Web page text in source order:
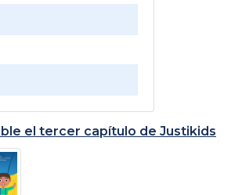
el tercer capítulo de Justikids